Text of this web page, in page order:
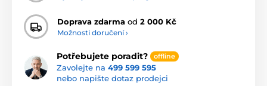
Doprava zdarma od 2 000 Kč
Možnosti doručení ›
Potřebujete poradit? offline
Zavolejte na 499 599 595
nebo napište dotaz prodejci